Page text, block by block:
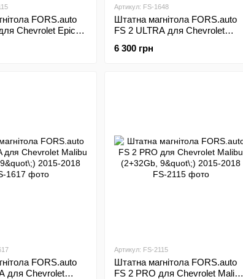
FORS.auto
Chevrolet Epica
Артикул: FS-1648
Штатна магнітола FORS.auto
FS 2 ULTRA для Chevrolet
6 300 грн
FORS.auto
для Chevrolet
Артикул: FS-2115
Штатна магнітола FORS.auto
FS 2 PRO для Chevrolet Malibu